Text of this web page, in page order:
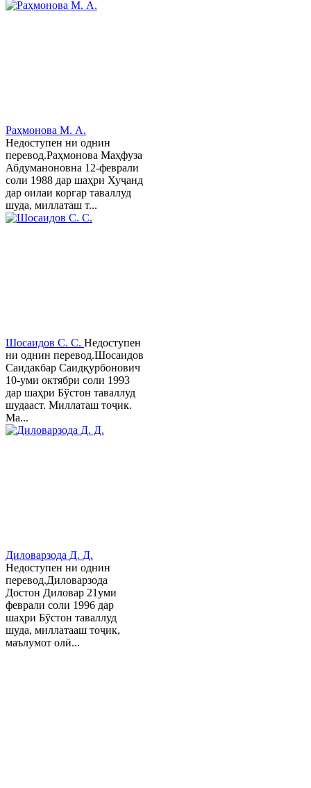
Раҳмонова М. А.
Недоступен ни однин
перевод.Раҳмонова Маҳфуза
Абдуманоновна 12-феврали
соли 1988 дар шаҳри Хуҷанд
дар оилаи коргар таваллуд
шуда, миллаташ т...
Шосаидов С. С. Недоступен
ни однин перевод.Шосаидов
Саидакбар Саидқурбонович
10-уми октябри соли 1993
дар шаҳри Бўстон таваллуд
шудааст. Миллаташ тоҷик.
Ма...
Диловарзода Д. Д.
Недоступен ни однин
перевод.Диловарзода
Достон Диловар 21уми
феврали соли 1996 дар
шаҳри Бӯстон таваллуд
шуда, миллатааш тоҷик,
маълумот олӣ...